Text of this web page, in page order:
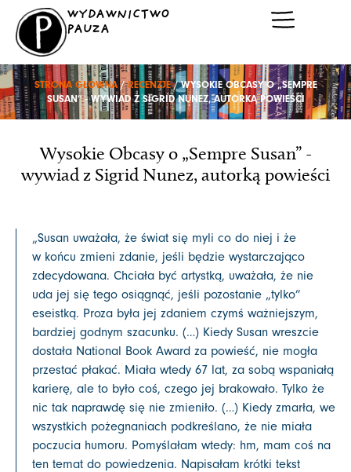
Przejdź
treści
WYDAWNICTWO
PAUZA
STRONA GŁÓWNA/RECENZJE/ WYSOKIE OBCASY O „SEMPRE
SUSAN” - WYWIAD Z SIGRID NUNEZ, AUTORKĄ POWIEŚCI
Wysokie Obcasy o „Sempre Susan” -
wywiad z Sigrid Nunez, autorką powieści
„Susan uważała, że świat się myli co do niej i że
w końcu zmieni zdanie, jeśli będzie wystarczająco
zdecydowana. Chciała być artystką, uważała, że nie
uda jej się tego osiągnąć, jeśli pozostanie „tylko”
eseistką. Proza była jej zdaniem czymś ważniejszym,
bardziej godnym szacunku. (…) Kiedy Susan wreszcie
dostała National Book Award za powieść, nie mogła
przestać płakać. Miała wtedy 67 lat, za sobą wspaniałą
karierę, ale to było coś, czego jej brakowało. Tylko że
nic tak naprawdę się nie zmieniło. (…) Kiedy zmarła, we
wszystkich pożegnaniach podkreślano, że nie miała
poczucia humoru. Pomyślałam wtedy: hm, mam coś na
ten temat do powiedzenia. Napisałam krótki tekst